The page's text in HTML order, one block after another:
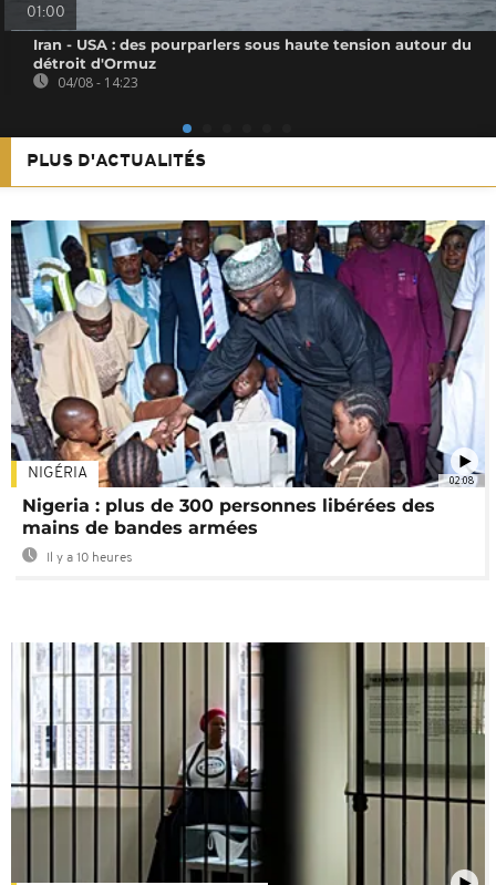
01:00
Iran - USA : des pourparlers sous haute tension autour du
détroit d'Ormuz
04/08 - 14:23
PLUS D'ACTUALITÉS
02:08
NIGÉRIA
Nigeria : plus de 300 personnes libérées des
mains de bandes armées
Il y a 10 heures